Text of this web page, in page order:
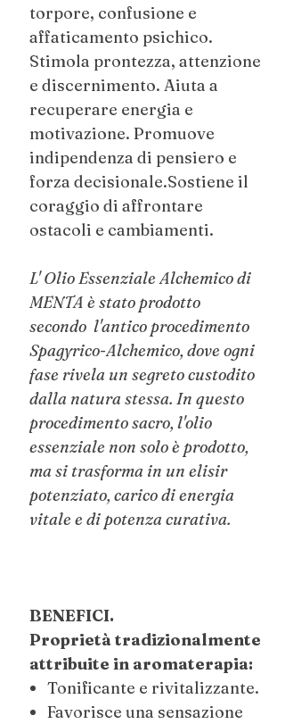
torpore, confusione e
affaticamento psichico.
Stimola prontezza, attenzione
e discernimento. Aiuta a
recuperare energia e
motivazione. Promuove
indipendenza di pensiero e
forza decisionale.Sostiene il
coraggio di affrontare
ostacoli e cambiamenti.
L' Olio Essenziale Alchemico di
MENTA è stato prodotto
secondo l'antico procedimento
Spagyrico-Alchemico, dove ogni
fase rivela un segreto custodito
dalla natura stessa. In questo
procedimento sacro, l'olio
essenziale non solo è prodotto,
ma si trasforma in un elisir
potenziato, carico di energia
vitale e di potenza curativa.
BENEFICI.
Proprietà tradizionalmente
attribuite in aromaterapia:
Tonificante e rivitalizzante.
Favorisce una sensazione